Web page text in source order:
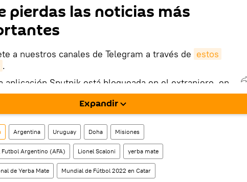
pierdas las noticias más
a nuestros canales de Telegram a través de estos
.
aplicación Sputnik está bloqueada en el extranjero, en
puedes descargarla e instalarla en tu dispositivo
tenemos una cuenta en la red social rusa VK
Expandir
Argentina Uruguay Doha Misiones
Argentino (AFA) Lionel Scaloni yerba mate
de Yerba Mate Mundial de Fútbol 2022 en Catar